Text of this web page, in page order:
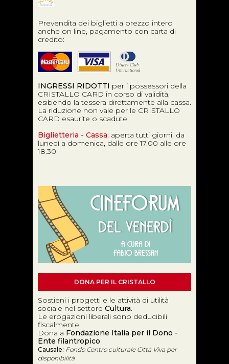
Prevendita dei biglietti a prezzo intero
anche on line, pagamento con carta di
credito:
INGRESSI RIDOTTI per i possessori della
CRISTALLO CARD in corso di validità,
esibendo la tessera direttamente alla cassa.
La riduzione non vale per le CRISTALLO
CARD esaurite o scadute.
Biglietteria - Cassa: aperta tutti giorni, da
lunedì a domenica, dalle ore 17.00 alle ore
18.30
DONA PER IL CRISTALLO
Sostieni i progetti e le attività di utilità
sociale nel settore Cultura.
Le erogazioni liberali sono deducibili
fiscalmente.
Dona a Fondazione Italia per il Dono -
Ente filantropico
Causale: Fondo Centro culturale Città Viva per
disponibilità